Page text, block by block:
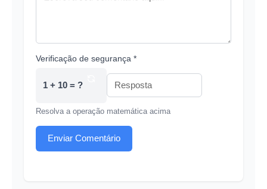
Verificação de segurança *
1 + 10 = ?
Resolva a operação matemática acima
Enviar Comentário